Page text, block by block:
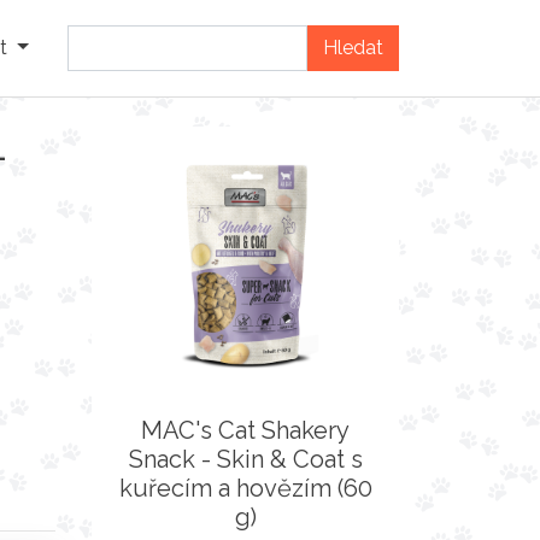
MAC's Cat Shakery
Snack - Skin & Coat s
kuřecím a hovězím (60
g)